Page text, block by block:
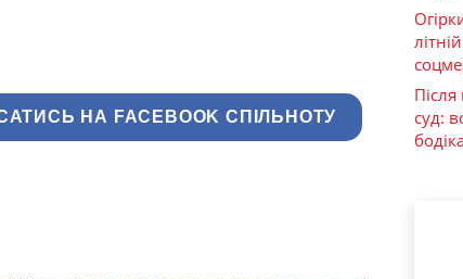
НА FACEBOOK СПІЛЬНОТУ
суд: